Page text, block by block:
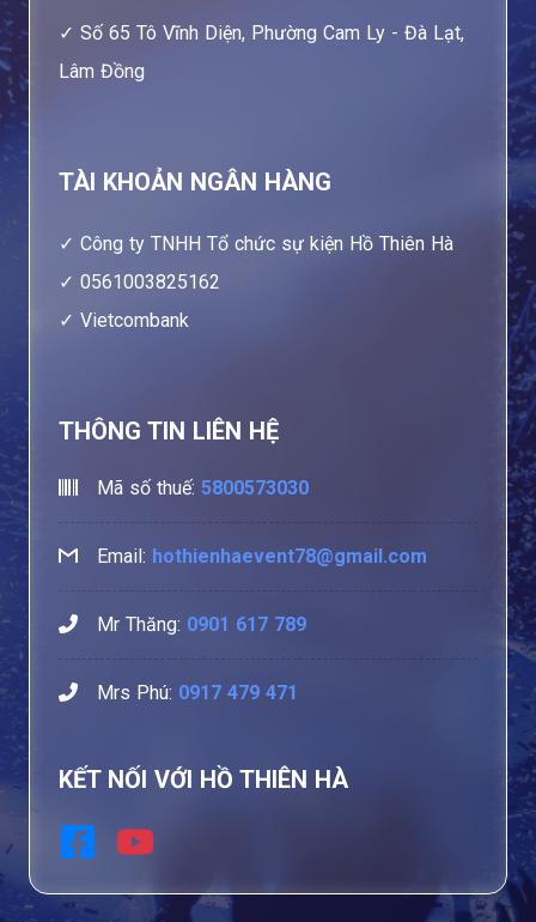
Số 65 Tô Vĩnh Diện, Phường Cam Ly - Đà Lạt,
Lâm Đồng
TÀI KHOẢN NGÂN HÀNG
Công ty TNHH Tổ chức sự kiện Hồ Thiên Hà
0561003825162
Vietcombank
THÔNG TIN LIÊN HỆ
Mã số thuế: 5800573030
Email: hothienhaevent78@gmail.com
Mr Thăng: 0901 617 789
Mrs Phú: 0917 479 471
KẾT NỐI VỚI HỒ THIÊN HÀ